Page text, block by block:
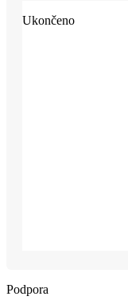
Ukončeno
Podpora